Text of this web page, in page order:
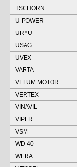
TSCHORN
U-POWER
URYU
USAG
UVEX
VARTA
VELUM MOTOR
VERTEX
VINAVIL
VIPER
VSM
WD-40
WERA